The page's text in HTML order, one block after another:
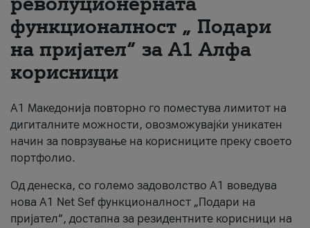
За нас
#ПодобарОнлајн
функционалност „ Подари
на пријател“ за А1 Алфа
корисници
А1 Македонија повторно го поместува лимитот на
дигиталните можности, овозможувајќи уникатен
начин за поврзување на корисниците преку своето
портфолио.
Од денеска, со големо задоволство А1 воведува
нова A1 Net Sef функционалност „Подари на
пријател“, достапна за резидентните корисници на